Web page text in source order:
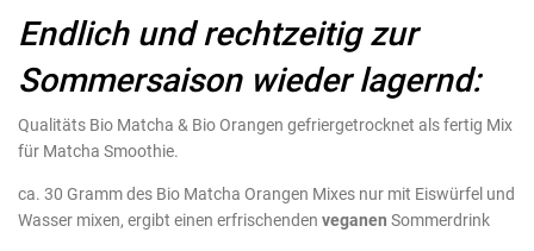
Endlich und rechtzeitig zur
Sommersaison wieder lagernd:
Qualitäts Bio Matcha & Bio Orangen gefriergetrocknet als fertig Mix
für Matcha Smoothie.
ca. 30 Gramm des Bio Matcha Orangen Mixes nur mit Eiswürfel und
Wasser mixen, ergibt einen erfrischenden veganen Sommerdrink